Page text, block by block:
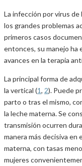
La infección por virus
los grandes problemas
primeros casos
entonces, su manejo ha
avances en la terapia
La principal forma de
la vertical (1, 2). Puede
parto o tras el mismo,
la leche materna. Se
transmisión ocurren
manera más decisiva en
materna, con tasas
mujeres